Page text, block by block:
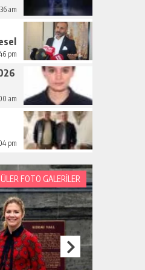
am
pm
am
pm
FOTO GALERİLER